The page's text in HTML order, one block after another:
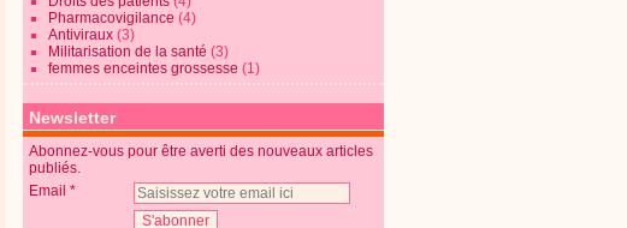
Pharmacovigilance (4)
Antiviraux (3)
Militarisation de la santé (3)
femmes enceintes grossesse (1)
Newsletter
Abonnez-vous pour être averti des nouveaux articles
publiés.
Email